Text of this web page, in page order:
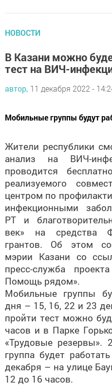
НОВОСТИ
В Казани можно
тест на ВИЧ-
автор, 11 декабря 2022 -
Мобильные группы будут
Жители республики
анализ на ВИЧ-
проводится
реализуемого
центром по
инфекционными
РТ и
век» на средства
грантов. Об этом
мэрии Казани со
пресс-служба
Помощь рядом».
Мобильные группы
дня – 15, 16, 22 и 23
пройти тест можно
часов и в Парке
«Трудовые резервы».
группа будет
декабря – на улице
12 до 16 часов.